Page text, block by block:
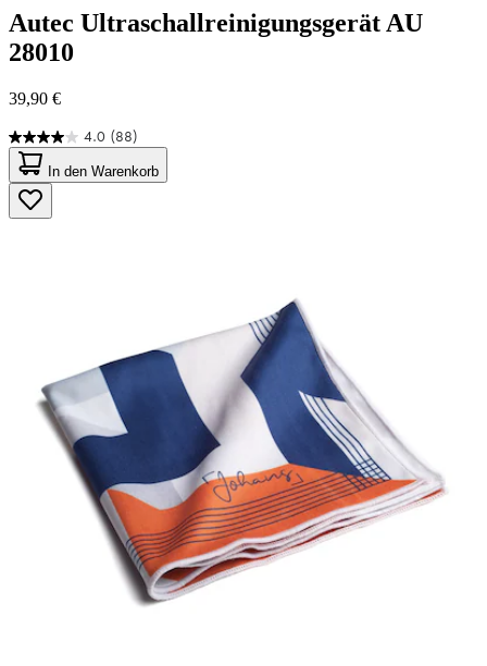
Autec Ultraschallreinigungsgerät AU
28010
39,90 €
4.0 (88)
4.0
von
5
Sternen.
88
In den Warenkorb